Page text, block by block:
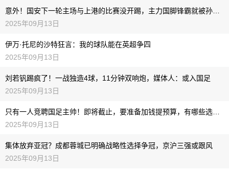
2025年09月13日
伊万·托尼的沙特狂言：我的球队能在英超争四
2025年09月13日
刘若钒踢疯了！一战独造4球，11分钟双响炮，媒体人：或入国足
2025年09月13日
2025年09月13日
集体放弃亚冠？成都蓉城已明确战略性选择争冠，京沪三强或跟风
2025年09月13日